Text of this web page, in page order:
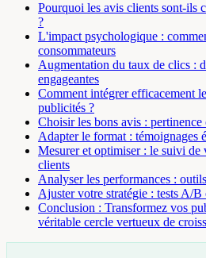
Pourquoi les avis clients sont-ils
?
L'impact psychologique :
consommateurs
Augmentation du taux de clics :
engageantes
Comment intégrer efficacement
publicités ?
Choisir les bons avis : pertinence
Adapter le format : témoignages
Mesurer et optimiser : le suivi de
clients
Analyser les performances :
Ajuster votre stratégie : tests A/
Conclusion : Transformez vos
véritable cercle vertueux de